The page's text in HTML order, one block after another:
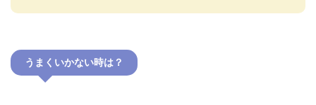
うまくいかない時は？